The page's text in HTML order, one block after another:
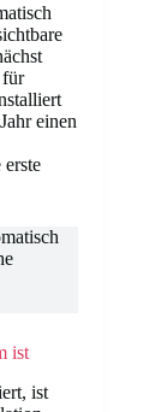
für
einen
ist
ist